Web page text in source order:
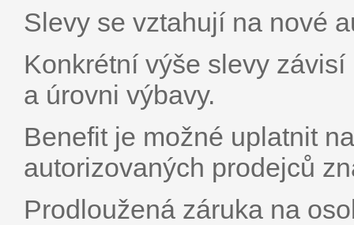
Slevy se vztahují na nové
Konkrétní výše slevy
a úrovni výbavy.
Benefit je možné uplatnit
autorizovaných prodejců
Prodloužená záruka na